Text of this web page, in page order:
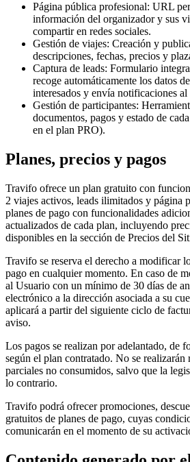
Página pública profesional: URL
información del organizador y sus
compartir en redes sociales.
Gestión de viajes: Creación y
descripciones, fechas, precios y
Captura de leads: Formulario
recoge automáticamente los datos
interesados y envía notificaciones al
Gestión de participantes:
documentos, pagos y estado de
en el plan PRO).
Planes, precios y pagos
Travifo ofrece un plan gratuito con
2 viajes activos, leads ilimitados y página
planes de pago con funcionalidades
actualizados de cada plan, incluyendo
disponibles en la sección de Precios del
Travifo se reserva el derecho a modificar
pago en cualquier momento. En caso de
al Usuario con un mínimo de 30 días de
electrónico a la dirección asociada a su
aplicará a partir del siguiente ciclo de
aviso.
Los pagos se realizan por adelantado, de
según el plan contratado. No se realizarán
parciales no consumidos, salvo que la
lo contrario.
Travifo podrá ofrecer promociones,
gratuitos de planes de pago, cuyas
comunicarán en el momento de su